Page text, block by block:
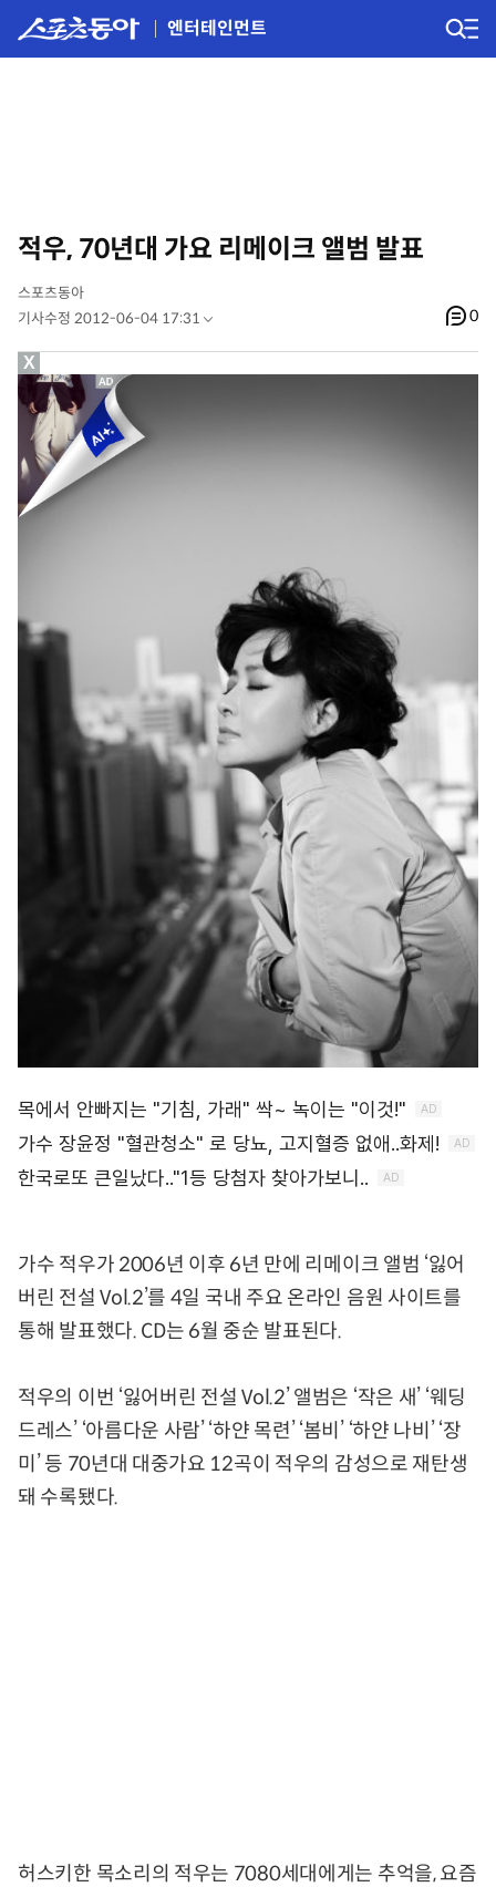
엔터테인먼트
적우, 70년대 가요 리메이크 앨범 발표
스포츠동아
기사수정 2012-06-04 17:31
0
가수 적우가 2006년 이후 6년 만에 리메이크 앨범 ‘잃어
버린 전설 Vol.2’를 4일 국내 주요 온라인 음원 사이트를
통해 발표했다. CD는 6월 중순 발표된다.
적우의 이번 ‘잃어버린 전설 Vol.2’ 앨범은 ‘작은 새’ ‘웨딩
드레스’ ‘아름다운 사람’ ‘하얀 목련’ ‘봄비’ ‘하얀 나비’ ‘장
미’ 등 70년대 대중가요 12곡이 적우의 감성으로 재탄생
돼 수록됐다.
허스키한 목소리의 적우는 7080세대에게는 추억을, 요즘
X